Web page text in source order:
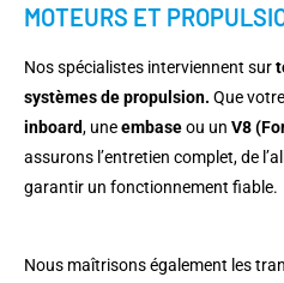
MOTEURS ET
Nos spécialistes interviennent sur
systèmes de propulsion. Que
inboard, uneembaseou un V8
assurons l’entretien complet, de
garantir un fonctionnement fiable.
Nous maîtrisons également les